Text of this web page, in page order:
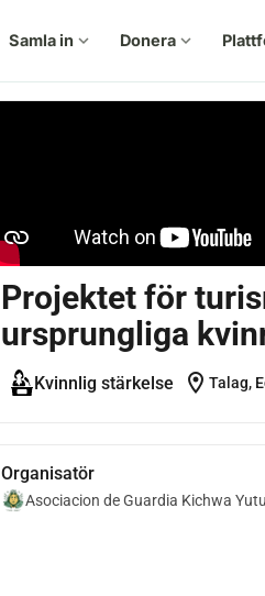
Samla in expand_more Donera expand_more
Projektet för
ursprungliga
Kvinnlig stärkelse location_on Talag,
Organisatör
Asociacion de Guardia Kichwa